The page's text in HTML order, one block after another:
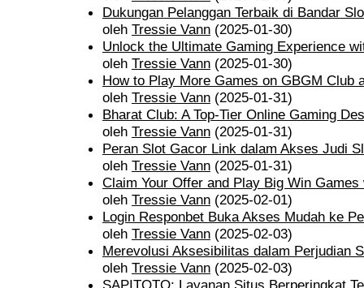
Dukungan Pelanggan Terbaik di Bandar
oleh Tressie Vann (2025-01-30)
Unlock the Ultimate Gaming Experience
oleh Tressie Vann (2025-01-30)
How to Play More Games on GBGM Club
oleh Tressie Vann (2025-01-31)
Bharat Club: A Top-Tier Online Gaming
oleh Tressie Vann (2025-01-31)
Peran Slot Gacor Link dalam Akses Judi
oleh Tressie Vann (2025-01-31)
Claim Your Offer and Play Big Win
oleh Tressie Vann (2025-02-01)
Login Responbet Buka Akses Mudah ke
oleh Tressie Vann (2025-02-03)
Merevolusi Aksesibilitas dalam Perjudian
oleh Tressie Vann (2025-02-03)